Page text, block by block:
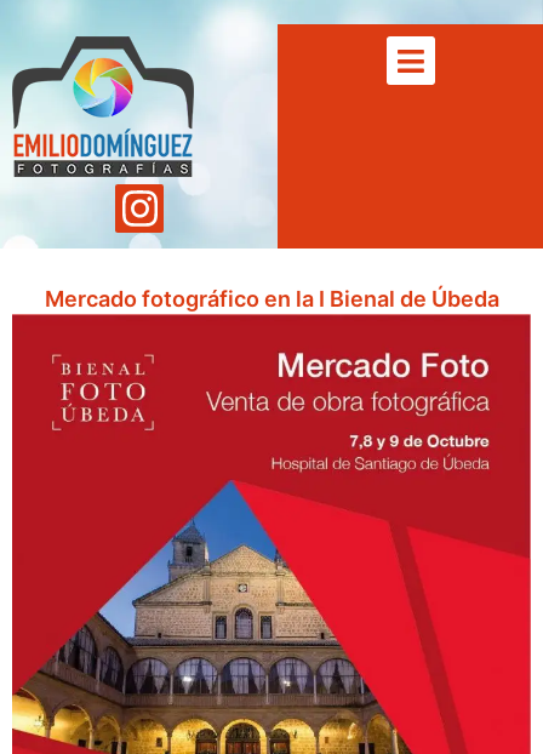
Mercado fotográfico en la I Bienal de Úbeda